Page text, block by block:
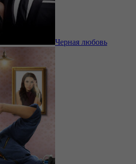
Черная любовь